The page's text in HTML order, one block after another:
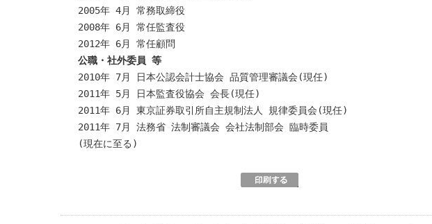
2005年 4月 常務取締役
2008年 6月 常任監査役
2012年 6月 常任顧問
公職・社外委員 等
2010年 7月 日本公認会計士協会 品質管理審議会(現任)
2011年 5月 日本監査役協会 会長(現任)
2011年 6月 東京証券取引所自主規制法人 規律委員会(現任)
2011年 7月 法務省 法制審議会 会社法制部会 臨時委員
(現在に至る)